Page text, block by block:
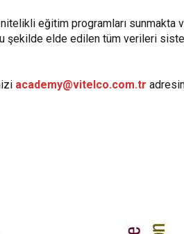
eğitim programları
şekilde elde edilen tüm verileri
academy@vitelco.com.tr